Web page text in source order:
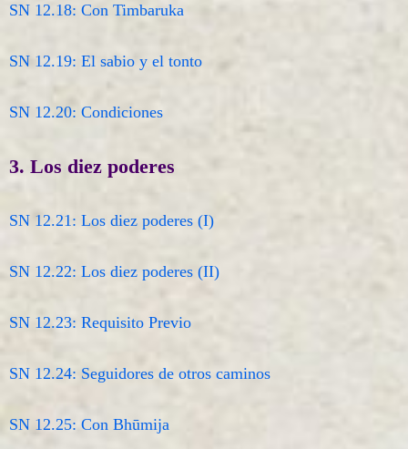
SN 12.18: Con Timbaruka
SN 12.19: El sabio y el tonto
SN 12.20: Condiciones
3. Los diez poderes
SN 12.21: Los diez poderes (I)
SN 12.22: Los diez poderes (II)
SN 12.23: Requisito Previo
SN 12.24: Seguidores de otros caminos
SN 12.25: Con Bhūmija